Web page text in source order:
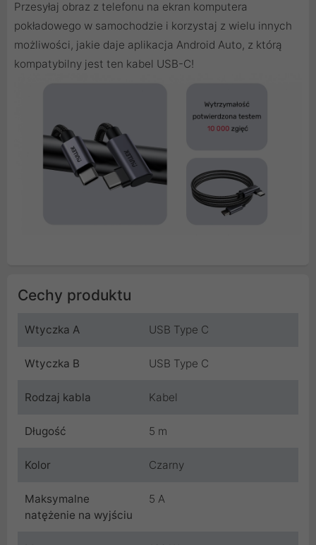
Przesyłaj obraz z telefonu na ekran komputera
pokładowego w samochodzie i korzystaj z wielu innych
możliwości, jakie daje aplikacja Android Auto, z którą
kompatybilny jest ten kabel USB-C!
Cechy produktu
Wtyczka A USB Type C
Wtyczka B USB Type C
Rodzaj kabla Kabel
Długość 5 m
Kolor Czarny
Maksymalne
natężenie na wyjściu
5 A